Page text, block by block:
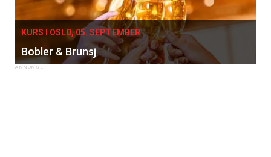
KURS I OSLO, 05. SEPTEMBER
Bobler & Brunsj